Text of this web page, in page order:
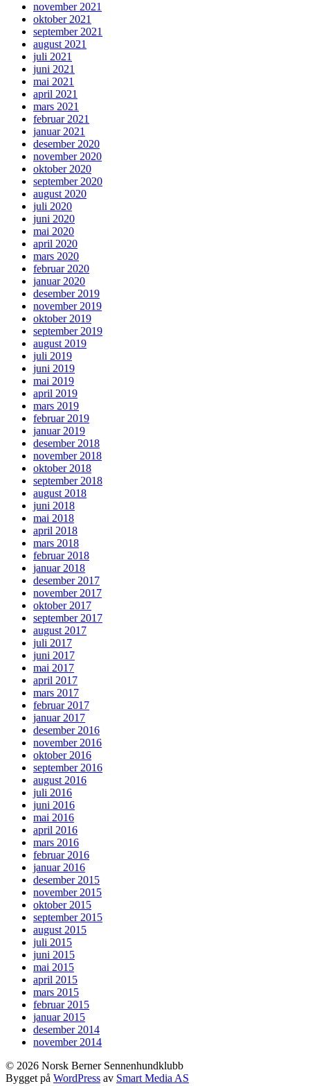
november 2021
oktober 2021
september 2021
august 2021
juli 2021
juni 2021
mai 2021
april 2021
mars 2021
februar 2021
januar 2021
desember 2020
november 2020
oktober 2020
september 2020
august 2020
juli 2020
juni 2020
mai 2020
april 2020
mars 2020
februar 2020
januar 2020
desember 2019
november 2019
oktober 2019
september 2019
august 2019
juli 2019
juni 2019
mai 2019
april 2019
mars 2019
februar 2019
januar 2019
desember 2018
november 2018
oktober 2018
september 2018
august 2018
juni 2018
mai 2018
april 2018
mars 2018
februar 2018
januar 2018
desember 2017
november 2017
oktober 2017
september 2017
august 2017
juli 2017
juni 2017
mai 2017
april 2017
mars 2017
februar 2017
januar 2017
desember 2016
november 2016
oktober 2016
september 2016
august 2016
juli 2016
juni 2016
mai 2016
april 2016
mars 2016
februar 2016
januar 2016
desember 2015
november 2015
oktober 2015
september 2015
august 2015
juli 2015
juni 2015
mai 2015
april 2015
mars 2015
februar 2015
januar 2015
desember 2014
november 2014
© 2026 Norsk Berner Sennenhundklubb
Bygget på WordPress av Smart Media AS